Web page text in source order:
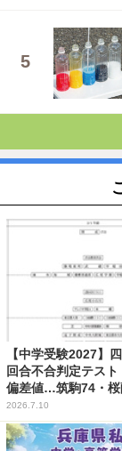
【中学受験2027】
回合不合判定テスト
偏差値…筑駒74・桜
2026.7.10